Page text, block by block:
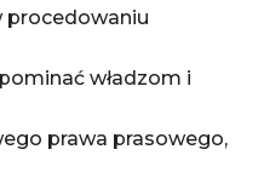
procedowaniu
władzom i
prawa prasowego,